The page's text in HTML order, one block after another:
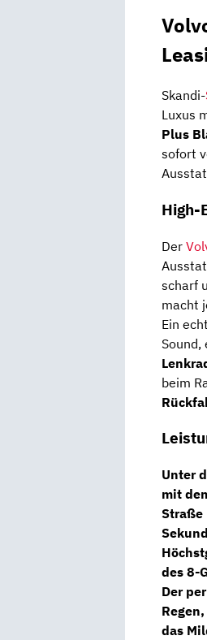
Skandi-
Luxus
Plus
sofort
High-
Der
scharf
macht
Ein
Sound,
beim
Unter
mit
des 8-
Der
das